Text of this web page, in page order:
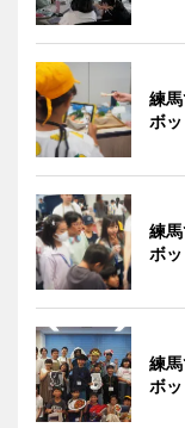
練
ボ
練
ボ
練
ボ